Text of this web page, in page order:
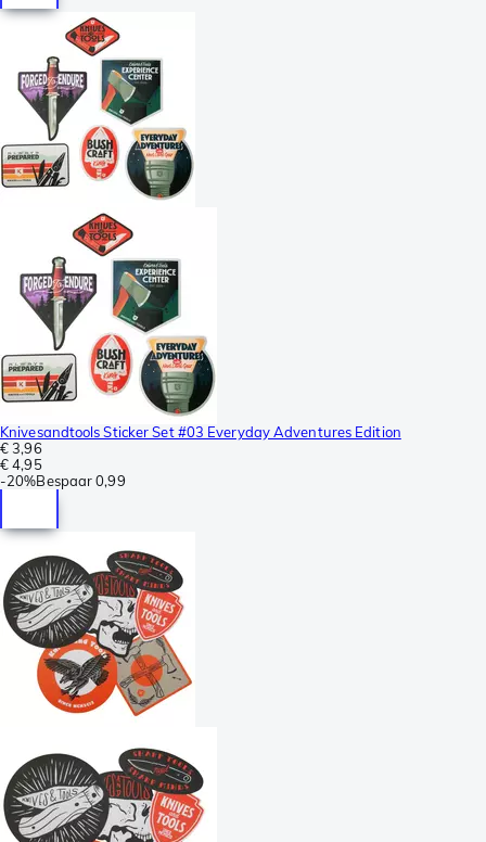
Knivesandtools Sticker Set #03 Everyday Adventures Edition
€ 3,96
€ 4,95
-20%Bespaar 0,99